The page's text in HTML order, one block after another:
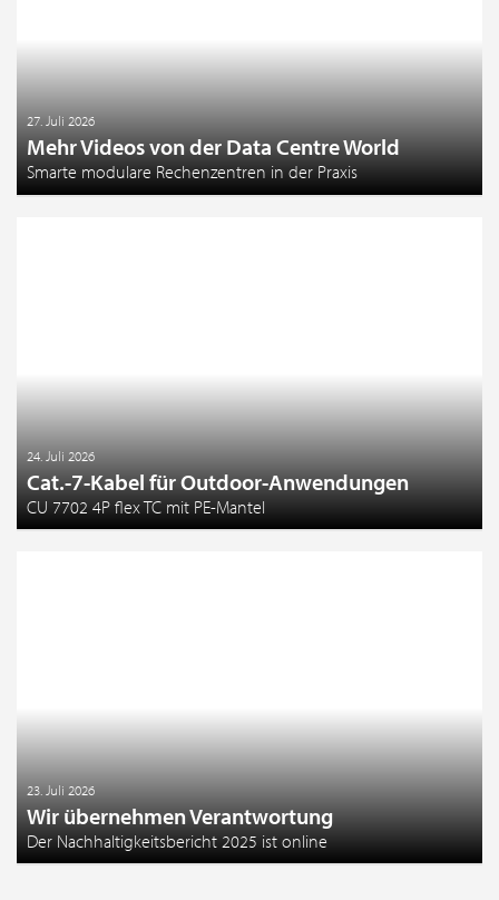
27. Juli 2026
Mehr Videos von der Data Centre World
Smarte modulare Rechenzentren in der Praxis
24. Juli 2026
Cat.-7-Kabel für Outdoor-Anwendungen
CU 7702 4P flex TC mit PE-Mantel
23. Juli 2026
Wir übernehmen Verantwortung
Der Nachhaltigkeitsbericht 2025 ist online